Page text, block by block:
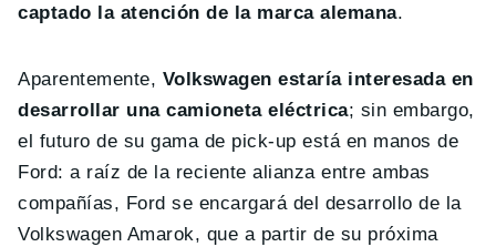
captado la atención de la marca alemana.
Aparentemente, Volkswagen estaría interesada en
desarrollar una camioneta eléctrica; sin embargo,
el futuro de su gama de pick-up está en manos de
Ford: a raíz de la reciente alianza entre ambas
compañías, Ford se encargará del desarrollo de la
Volkswagen Amarok, que a partir de su próxima